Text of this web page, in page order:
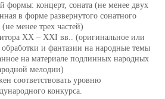
формы: концерт, соната (не менее двух
в форме развернутого сонатного
менее трех частей)
XX – XXI вв.. (оригинальное или
и фантазии на народные темы
на материале подлинных народных
мелодии)
соответствовать уровню
конкурса.